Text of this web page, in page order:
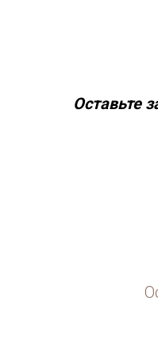
Оставьте